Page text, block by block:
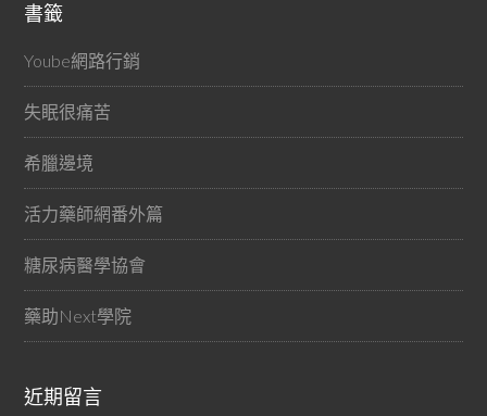
書籤
Yoube網路行銷
失眠很痛苦
希臘邊境
活力藥師網番外篇
糖尿病醫學協會
藥助Next學院
近期留言